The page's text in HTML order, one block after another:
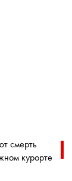
смерть
курорте